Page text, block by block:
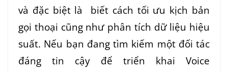
và đặc biệt là biết cách tối ưu kịch bản
gọi thoại cũng như phân tích dữ liệu hiệu
suất. Nếu bạn đang tìm kiếm một đối tác
đáng tin cậy để triển khai Voice